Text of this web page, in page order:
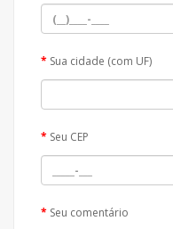
Sua cidade (com UF)
Seu CEP
Seu comentário